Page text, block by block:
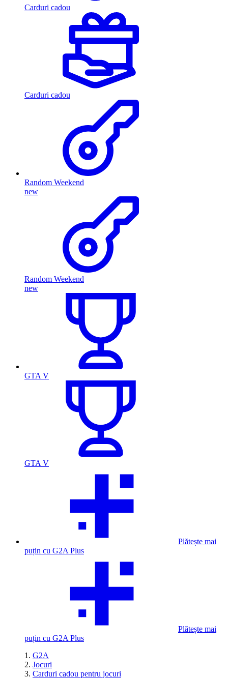
Carduri cadou
Carduri cadou
Random Weekend
new
Random Weekend
new
GTA V
GTA V
Plătește mai
puțin cu G2A Plus
Plătește mai
puțin cu G2A Plus
G2A
Jocuri
Carduri cadou pentru jocuri